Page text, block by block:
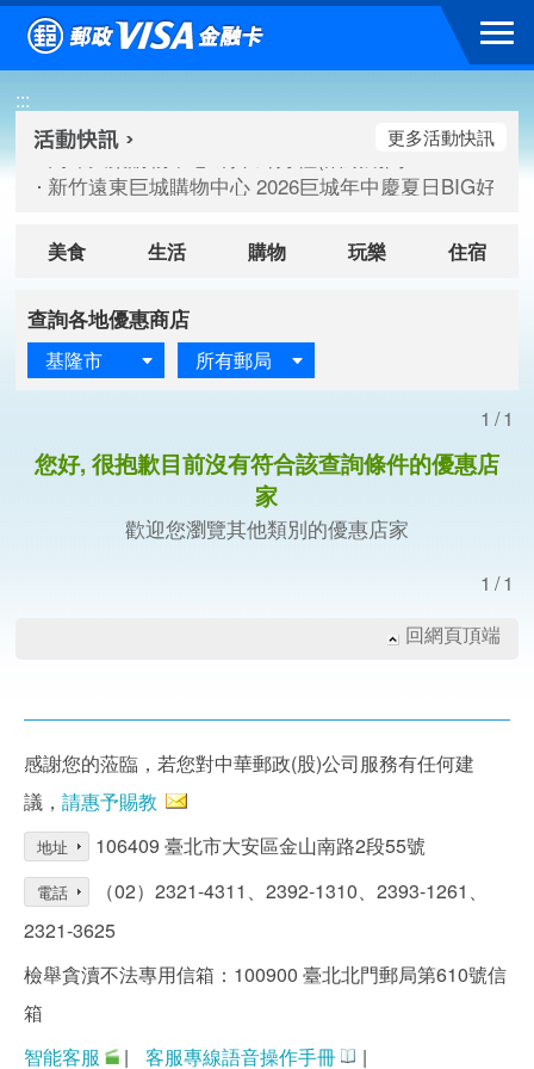
跳到主要內容區塊
:::
高雄大樂購物中心 刷卡郵好禮(活動期間：115/08/07-
臺北三創生活 有點東西第2波 刷卡郵好禮(活動期間：
高雄大樂購物中心 刷卡郵好禮(活動期間：115/08/07-
新竹遠東巨城購物中心 2026巨城年中慶夏日BIG好刷(
更多活動快訊
美食 生活 購物 玩樂 住宿
查詢各地優惠商店
基隆市 所有郵局
1/1
您好, 很抱歉目前沒有符合該查詢條件的優惠店
家
歡迎您瀏覽其他類別的優惠店家
1/1
回網頁頂端
感謝您的蒞臨，若您對中華郵政(股)公司服務有任何建
議， 請惠予賜教
地址 106409 臺北市大安區金山南路2段55號
電話
（02）2321-4311、2392-1310、2393-1261、
2321-3625
檢舉貪瀆不法專用信箱：100900 臺北北門郵局第610號信
箱
智能客服
| 客服專線語音操作手冊 |